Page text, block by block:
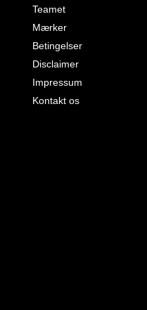
Teamet
Mærker
Betingelser
Disclaimer
Impressum
Kontakt os